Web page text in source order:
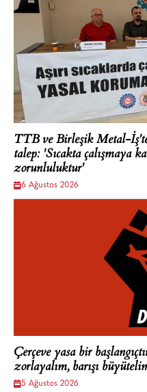
TTB ve Birleşik Metal-
talep: 'Sıcakta çalışmaya
zorunluluktur'
6 Ağustos 2026
Çerçeve yasa bir
zorlayalım, barışı
5 Ağustos 2026